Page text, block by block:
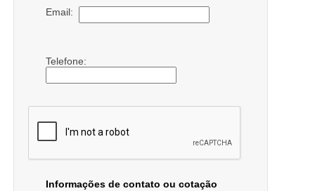
Email:
Telefone:
Informações de contato ou cotação